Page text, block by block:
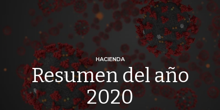
HACIENDA
Resumen del año
2020